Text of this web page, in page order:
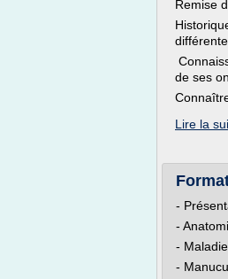
Remise
de ses
Lire la
-
-
-
-